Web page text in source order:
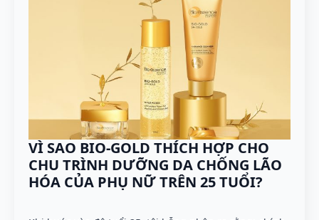
VÌ SAO BIO-GOLD THÍCH HỢP CHO
CHU TRÌNH DƯỠNG DA CHỐNG LÃO
HÓA CỦA PHỤ NỮ TRÊN 25 TUỔI?